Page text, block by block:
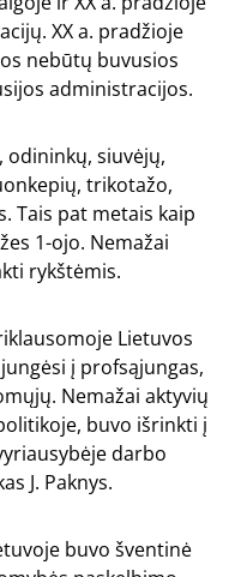
XX a. pradžioje
nebūtų buvusios
administracijos.
odininkų, siuvėjų,
trikotažo,
Tais pat metais kaip
1-ojo. Nemažai
rykštėmis.
Lietuvos
į profsąjungas,
Nemažai aktyvių
buvo išrinkti į
darbo
J. Paknys.
buvo šventinė